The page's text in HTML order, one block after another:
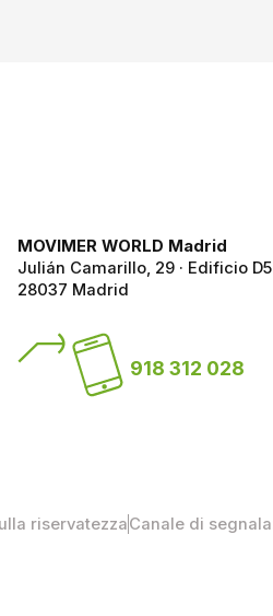
MOVIMER WORLD Madrid
Julián Camarillo, 29 · Edificio D5
28037 Madrid
918 312 028
riservatezzaCanale di